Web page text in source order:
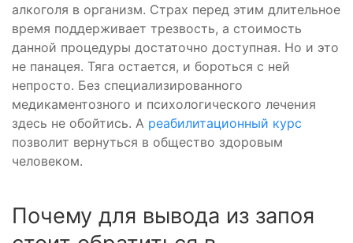
алкоголя в организм. Страх перед этим длительное
время поддерживает трезвость, а стоимость
данной процедуры достаточно доступная. Но и это
не панацея. Тяга остается, и бороться с ней
непросто. Без специализированного
медикаментозного и психологического лечения
здесь не обойтись. А реабилитационный курс
позволит вернуться в общество здоровым
человеком.
Почему для вывода из запоя